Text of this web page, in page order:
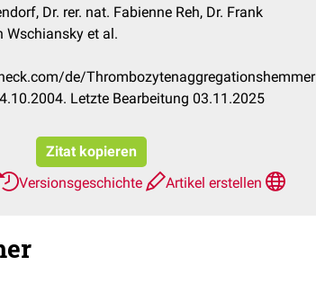
Dr. rer. nat. Fabienne Reh, Dr. Frank
Wschiansky et al.
de/Thrombozytenaggregationshemmer
Letzte Bearbeitung 03.11.2025
Zitat kopieren
Versionsgeschichte
Artikel erstellen